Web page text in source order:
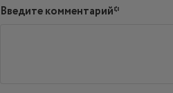
Введите комментарий*